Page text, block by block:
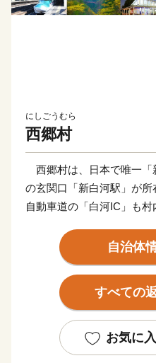
にしごうむら
西郷村
西郷村は、日本で唯一「
の玄関口「新白河駅」が
自動車道の「白河IC」も
性と環境面に恵まれた非
村です。
人口も、全国の村で4番
観光資源にも恵まれてお
温泉は、四季折々の豊か
自治体
すべての
お気に